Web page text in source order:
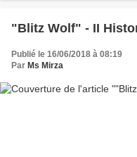
"Blitz Wolf" - II
Publié le 16/06/2018 à 08:19
Par Ms Mirza